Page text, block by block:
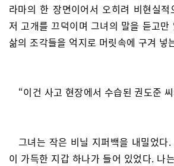
라마의 한 장면이어서 오히려 비현실
저 고개를 끄덕이며 그녀의 말을 듣고만
삶의 조각들을 억지로 머릿속에 구겨 넣
“이건 사고 현장에서 수습된 권도준
그녀는 작은 비닐 지퍼백을 내밀었다
이 가득한 지갑 하나가 들어 있었다. 나